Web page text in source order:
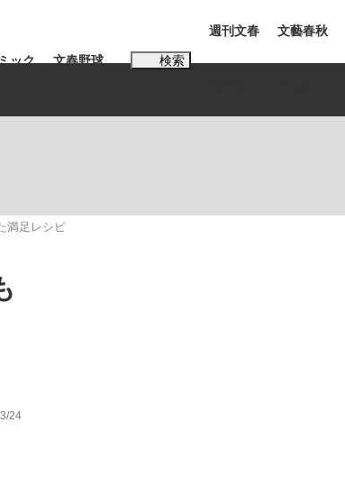
ック 文春野球 検索
子
週刊文春 文藝春秋
満足レシピ
24